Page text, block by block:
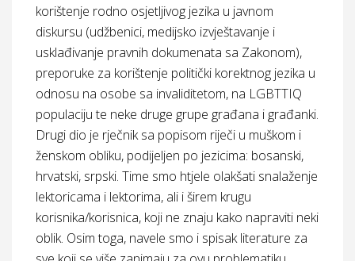
korištenje rodno osjetljivog jezika u javnom
diskursu (udžbenici, medijsko izvještavanje i
usklađivanje pravnih dokumenata sa Zakonom),
preporuke za korištenje politički korektnog jezika u
odnosu na osobe sa invaliditetom, na LGBTTIQ
populaciju te neke druge grupe građana i građanki.
Drugi dio je rječnik sa popisom riječi u muškom i
ženskom obliku, podijeljen po jezicima: bosanski,
hrvatski, srpski. Time smo htjele olakšati snalaženje
lektoricama i lektorima, ali i širem krugu
korisnika/korisnica, koji ne znaju kako napraviti neki
oblik. Osim toga, navele smo i spisak literature za